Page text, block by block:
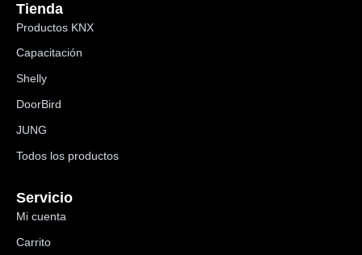
Tienda
Productos KNX
Capacitación
Shelly
DoorBird
JUNG
Todos los productos
Servicio
Mi cuenta
Carrito